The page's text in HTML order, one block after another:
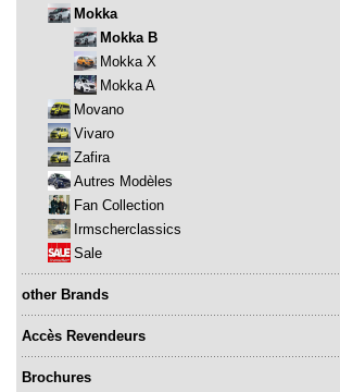
Mokka
Mokka B
Mokka X
Mokka A
Movano
Vivaro
Zafira
Autres Modèles
Fan Collection
Irmscherclassics
Sale
other Brands
Accès Revendeurs
Brochures